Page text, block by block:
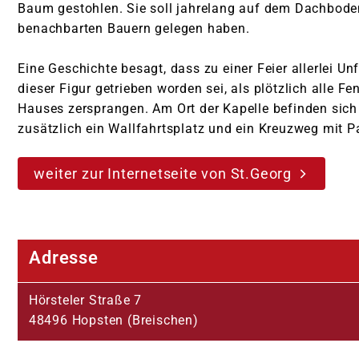
Auferstehungskapelle Langenbrück
Baum gestohlen. Sie soll jahrelang auf dem
benachbarten Bauern gelegen haben.
Eine Geschichte besagt, dass zu einer Feier allerlei
dieser Figur getrieben worden sei, als plötzlich alle
Hauses zersprangen. Am Ort der Kapelle befinden
zusätzlich ein Wallfahrtsplatz und ein Kreuzweg mit
weiter zur Internetseite von St.Georg
Adresse
Hörsteler Straße 7
48496 Hopsten (Breischen)